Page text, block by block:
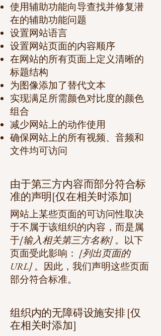
使用辅助功能向导查找并修复潜
在的辅助功能问题
设置网站语言
设置网站页面的内容顺序
在网站的所有页面上定义清晰的
标题结构
为图像添加了替代文本
实现满足所需颜色对比度的颜色
组合
减少网站上的动作使用
确保网站上的所有视频、音频和
文件均可访问
由于第三方内容而部分符合标
准的声明[仅在相关时添加]
网站上某些页面的可访问性取决
于不属于该组织的内容，而是属
于[输入相关第三方名称]。以下
页面受此影响： [列出页面的
URL]。因此，我们声明这些页面
部分符合标准。
组织内的无障碍设施安排 [仅
在相关时添加]